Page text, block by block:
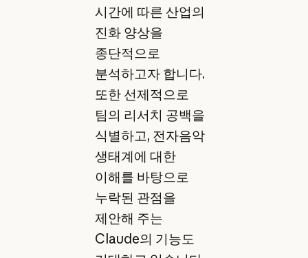
시간에 따른 산업의
진화 양상을
종단적으로
분석하고자 합니다.
또한 선제적으로
팀의 리서치 공백을
식별하고, 전자음악
생태계에 대한
이해를 바탕으로
누락된 관점을
제안해 주는
Claude의 기능도